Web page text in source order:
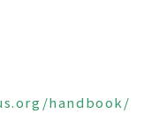
handbook/